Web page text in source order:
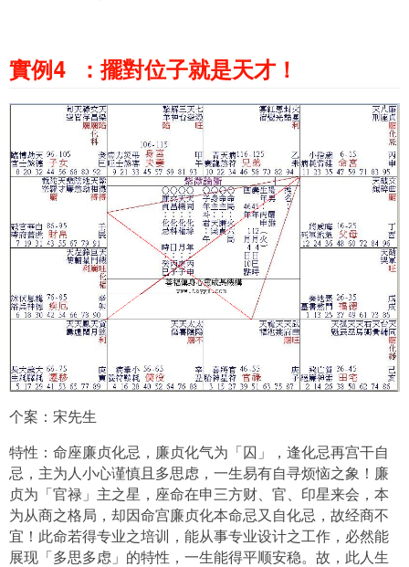
實例4 ：擺對位子就是天才！
个案：宋先生
特性：命座廉贞化忌，廉贞化气为「囚」，逢化忌再宫干自
忌，主为人小心谨慎且多思虑，一生易有自寻烦恼之象！廉
贞为「官禄」主之星，座命在申三方财、官、印星来会，本
为从商之格局，却因命宫廉贞化本命忌又自化忌， 故经商不
宜！此命若得专业之培训，能从事专业设计之工作，必然能
展现「多思多虑」的特性，一生能得平顺安稳。故，此人生